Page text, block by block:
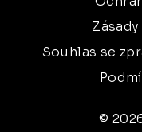
Souhlas se
©